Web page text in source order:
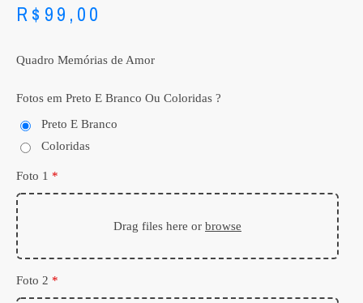
R$ 99,00
Quadro Memórias de Amor
Fotos em Preto E Branco Ou Coloridas ?
Preto E Branco
Coloridas
Foto 1 *
Drag files here or browse
Foto 2 *